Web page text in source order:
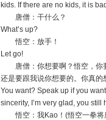
kids. If there are no kids, it is
唐僧：干什么？
What’s up?
悟空：放手！
Let go!
唐僧：你想要啊？悟空，你
还是要跟我说你想要的。你真
You want? Speak up if you
sincerity, I’m very glad, you
悟空：我Kao！(悟空一拳将